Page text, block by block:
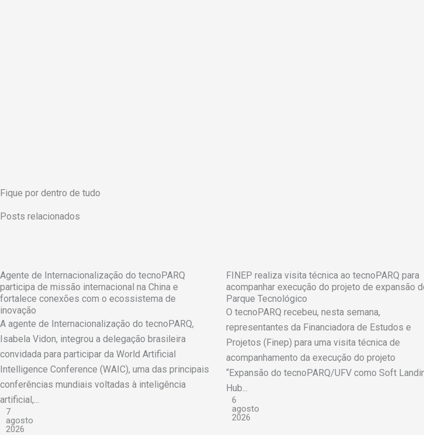
Fique por dentro de tudo
Posts relacionados
Agente de Internacionalização do tecnoPARQ
participa de missão internacional na China e
fortalece conexões com o ecossistema de
inovação
A agente de Internacionalização do tecnoPARQ,
Isabela Vidon, integrou a delegação brasileira
convidada para participar da World Artificial
Intelligence Conference (WAIC), uma das principais
conferências mundiais voltadas à inteligência
artificial,...
7
agosto
2026
FINEP realiza visita técnica ao tecnoPARQ para
acompanhar execução do projeto de expansão
Parque Tecnológico
O tecnoPARQ recebeu, nesta semana,
representantes da Financiadora de Estudos e
Projetos (Finep) para uma visita técnica de
acompanhamento da execução do projeto
“Expansão do tecnoPARQ/UFV como Soft
Hub...
6
agosto
2026